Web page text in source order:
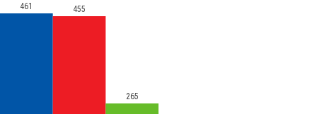
461 455
265